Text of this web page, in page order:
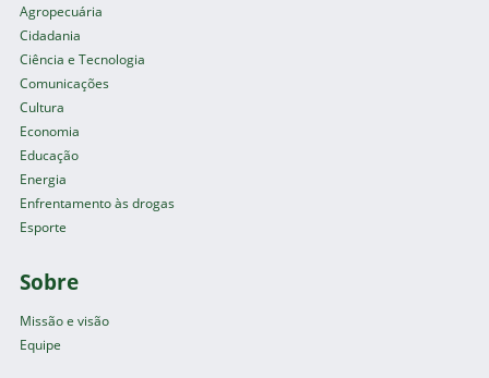
Agropecuária
Cidadania
Ciência e Tecnologia
Comunicações
Cultura
Economia
Educação
Energia
Enfrentamento às drogas
Esporte
Sobre
Missão e visão
Equipe